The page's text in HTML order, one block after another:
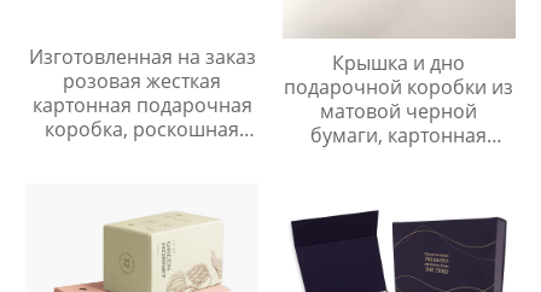
Изготовленная на заказ
розовая жесткая
картонная подарочная
коробка, роскошная
Крышка и дно
подарочной коробки из
матовой черной
бумаги, картонная